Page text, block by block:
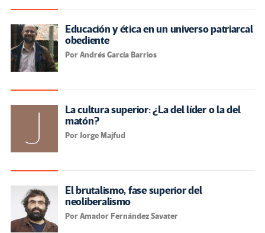
Educación y ética en un universo patriarcal
obediente
Por Andrés García Barrios
La cultura superior: ¿La del líder o la del
matón?
Por Jorge Majfud
El brutalismo, fase superior del
neoliberalismo
Por Amador Fernández Savater